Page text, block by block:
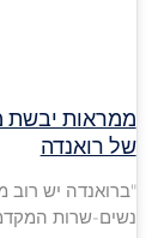
ממראות יבשת
של רואנדה
נשים-שרות